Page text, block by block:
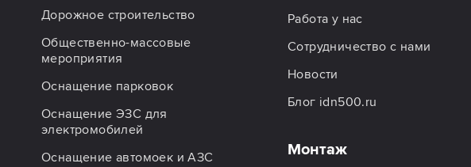
Дорожное строительство
Общественно-массовые
мероприятия
Оснащение парковок
Оснащение ЭЗС для
электромобилей
Оснащение автомоек и АЗС
Работа у нас
Сотрудничество с нами
Новости
Блог idn500.ru
Монтаж